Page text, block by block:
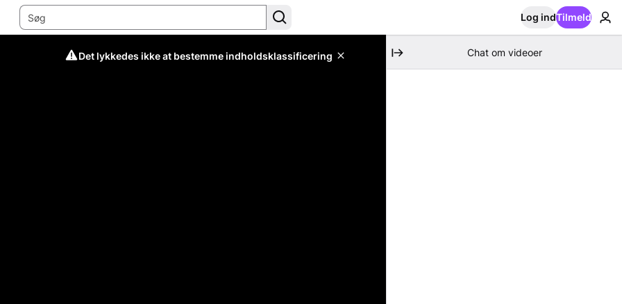
Log indTilmeld
Det lykkedes ikke at bestemme indholdsklassificering Chat om videoer